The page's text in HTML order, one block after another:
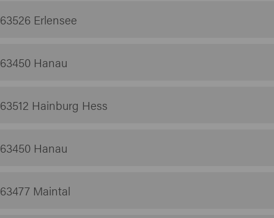
63526 Erlensee
63450 Hanau
63512 Hainburg Hess
63450 Hanau
63477 Maintal